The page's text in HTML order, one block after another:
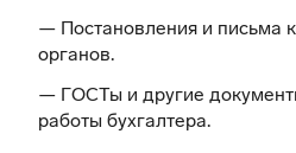
— Постановления и письма
органов.
— ГОСТы и другие
работы бухгалтера.